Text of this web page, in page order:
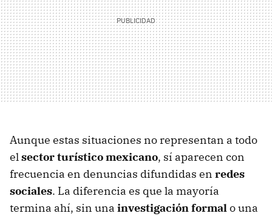
Aunque estas situaciones no representan a todo
elsector turístico mexicano, sí aparecen con
frecuencia en denuncias difundidas en redes
sociales. La diferencia es que la mayoría
termina ahí, sin una investigación formalo una